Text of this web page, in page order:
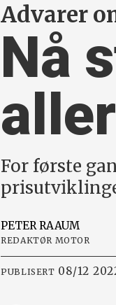
Advarer
Nå
For første
PETER RAAUM
REDAKTØR MOTOR
PUBLISERT 08/12